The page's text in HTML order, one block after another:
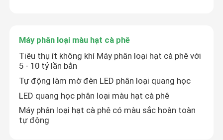
Máy phân loại màu hạt cà phê
Tiêu thụ ít không khí Máy phân loại hạt cà phê với
5 - 10 tỷ lần bắn
Tự động làm mờ đèn LED phân loại quang học
LED quang học phân loại màu hạt cà phê
Máy phân loại hạt cà phê có màu sắc hoàn toàn
tự động